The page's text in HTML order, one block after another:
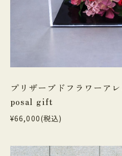
プリザーブドフラワー
posal gift
¥66,000(税込)